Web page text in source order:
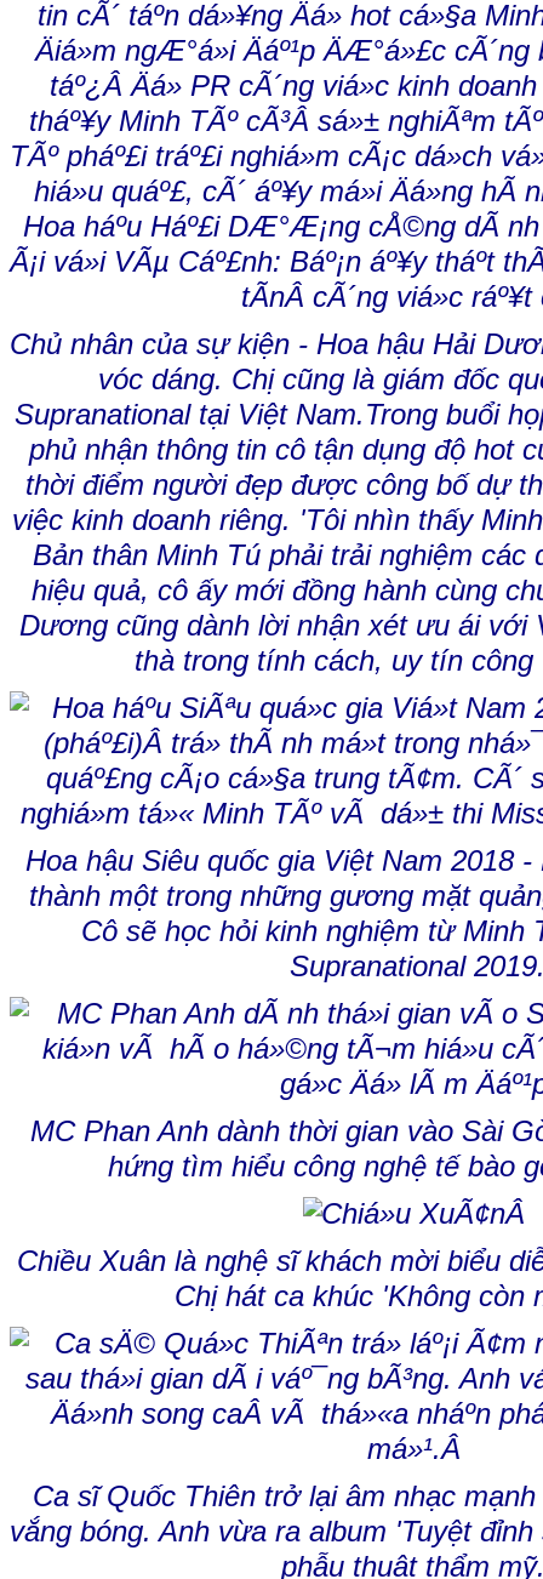
Chủ nhân của sự kiện - Hoa hậu Hải
vóc dáng. Chị cũng là giám đốc
Supranational tại Việt Nam.Trong buổi
phủ nhận thông tin cô tận dụng độ hot
thời điểm người đẹp được công bố dự
việc kinh doanh riêng. 'Tôi nhìn thấy
Bản thân Minh Tú phải trải nghiệm các
hiệu quả, cô ấy mới đồng hành cùng
Dương cũng dành lời nhận xét ưu ái với
thà trong tính cách, uy tín công
Hoa hậu Siêu quốc gia Việt Nam 2018
thành một trong những gương mặt
Cô sẽ học hỏi kinh nghiệm từ Minh
Supranational
MC Phan Anh dành thời gian vào Sài
hứng tìm hiểu công nghệ tế bào
Chiều Xuân là nghệ sĩ khách mời biểu
Chị hát ca khúc 'Không còn
Ca sĩ Quốc Thiên trở lại âm nhạc
vắng bóng. Anh vừa ra album 'Tuyệt đỉnh
phẫu thuật thẩm